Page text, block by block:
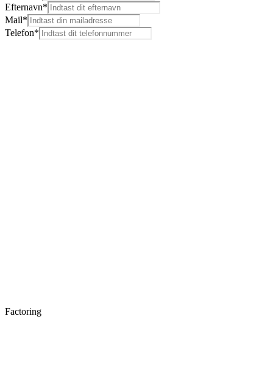
Efternavn*
Mail*
Telefon*
Factoring